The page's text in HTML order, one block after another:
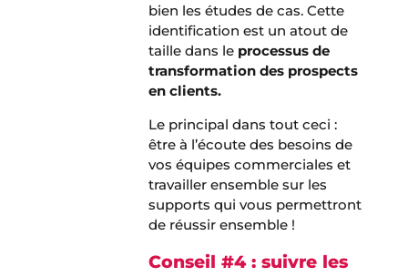
bien les études de cas. Cette
identification est un atout de
taille dans le processus de
transformation des prospects
en clients.
Le principal dans tout ceci :
être à l’écoute des besoins de
vos équipes commerciales et
travailler ensemble sur les
supports qui vous permettront
de réussir ensemble !
Conseil #4 : suivre les